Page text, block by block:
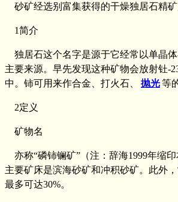
砂矿经选别富集获得的干燥独居石精
1简介
独居石这个名字是源于它经常以单晶体
主要来源。早先发现这种矿物会放射钍-
中。铈可用来作合金、打火石、
抛光等
2定义
矿物名
亦称“磷铈镧矿”（注：辞海1999年缩
主要矿床是滨海砂矿和冲积砂矿。此外
最多可达30%。